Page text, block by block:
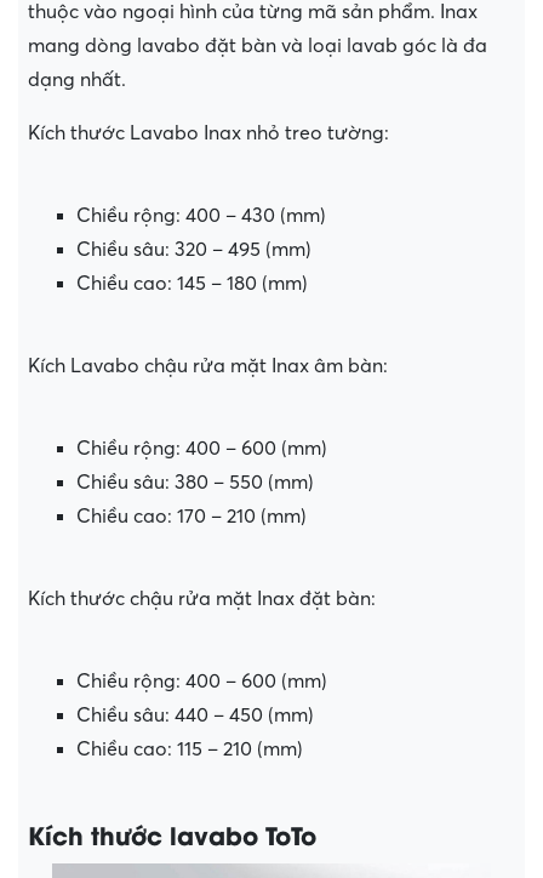
thuộc vào ngoại hình của từng mã sản phẩm. Inax
mang dòng lavabo đặt bàn và loại lavab góc là đa
dạng nhất.
Kích thước Lavabo Inax nhỏ treo tường:
Chiều rộng: 400 – 430 (mm)
Chiều sâu: 320 – 495 (mm)
Chiều cao: 145 – 180 (mm)
Kích Lavabo chậu rửa mặt Inax âm bàn:
Chiều rộng: 400 – 600 (mm)
Chiều sâu: 380 – 550 (mm)
Chiều cao: 170 – 210 (mm)
Kích thước chậu rửa mặt Inax đặt bàn:
Chiều rộng: 400 – 600 (mm)
Chiều sâu: 440 – 450 (mm)
Chiều cao: 115 – 210 (mm)
Kích thước lavabo ToTo